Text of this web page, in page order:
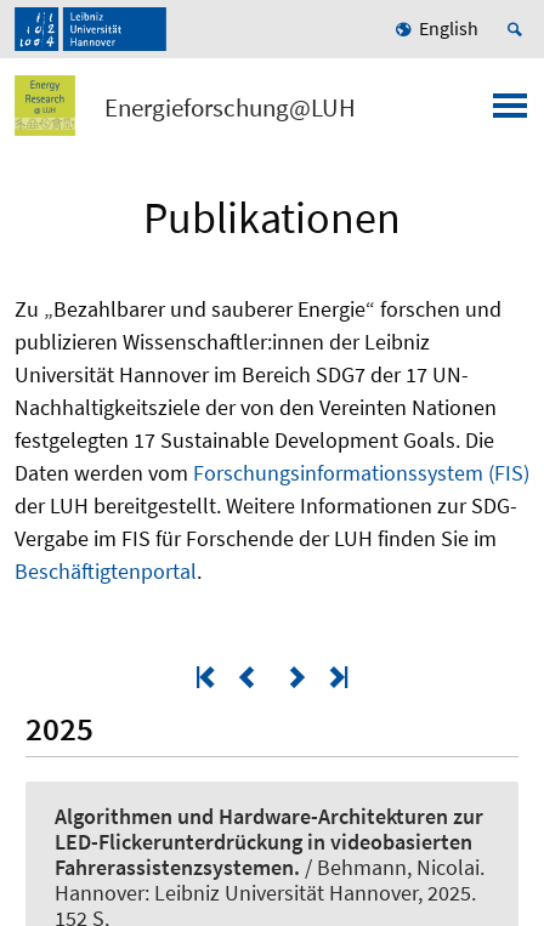
English
Energieforschung@LUH
Publikationen
Zu „Bezahlbarer und sauberer Energie“ forschen und
publizieren Wissenschaftler:innen der Leibniz
Universität Hannover im Bereich SDG7 der 17 UN-
Nachhaltigkeitsziele der von den Vereinten Nationen
festgelegten 17 Sustainable Development Goals. Die
Daten werden vom Forschungsinformationssystem (FIS)
der LUH bereitgestellt. Weitere Informationen zur SDG-
Vergabe im FIS für Forschende der LUH finden Sie im
Beschäftigtenportal.
2025
Algorithmen und Hardware-Architekturen zur
LED-Flickerunterdrückung in videobasierten
Fahrerassistenzsystemen. / Behmann, Nicolai.
Hannover: Leibniz Universität Hannover, 2025.
152 S.